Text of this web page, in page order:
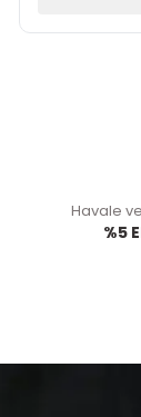
Havale
%5